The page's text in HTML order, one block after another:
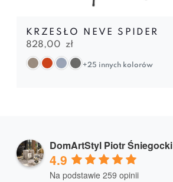
KRZESŁO NEVE SPIDER
828,00 zł
+25 innych kolorów
DomArtStyl Piotr Śniegocki
4.9
Na podstawie 259 opinii